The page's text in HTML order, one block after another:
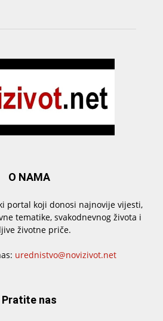
O NAMA
portal koji donosi najnovije vijesti,
tematike, svakodnevnog života i
životne priče.
urednistvo@novizivot.net
Pratite nas